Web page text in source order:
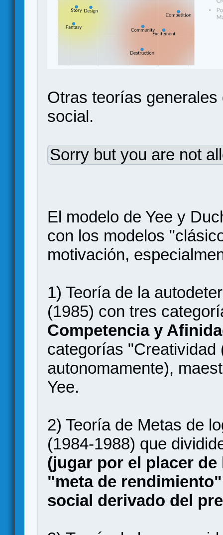
Otras teorías
social.
Sorry but you are not
El modelo de Yee y
con los modelos
motivación,
1) Teoría de la
(1985) con tres
Competencia y
categorías "Creatividad
autonomamente),
Yee.
2) Teoría de Metas de
(1984-1988) que
(jugar por el placer
"meta de
social derivado del